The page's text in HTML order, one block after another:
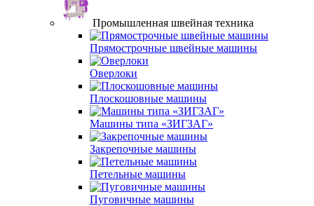
Промышленная швейная техника
Прямострочные швейные машины
Оверлоки
Плоскошовные машины
Машины типа «ЗИГЗАГ»
Закрепочные машины
Петельные машины
Пуговичные машины